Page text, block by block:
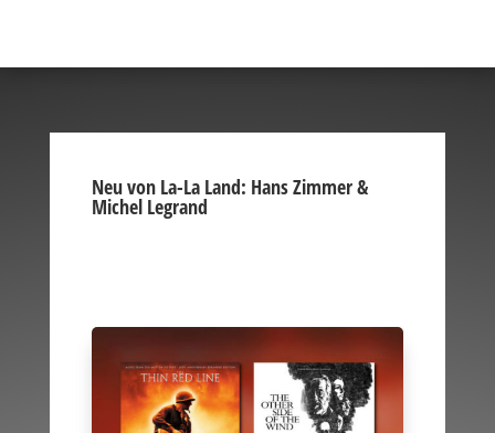
Neu von La-La Land: Hans Zimmer &
Michel Legrand